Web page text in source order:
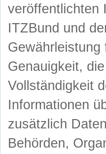
veröffentlichten
ITZBund und
Genauigkeit,
Vollständigkeit
Informationen
zusätzlich
Behörden,